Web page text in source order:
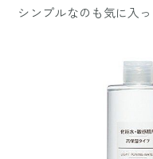
シンプルなのも気に入っ